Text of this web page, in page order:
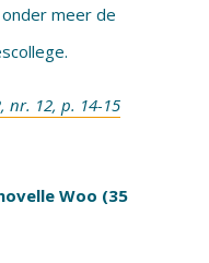
meer de
nr. 12, p. 14-15
Woo (35